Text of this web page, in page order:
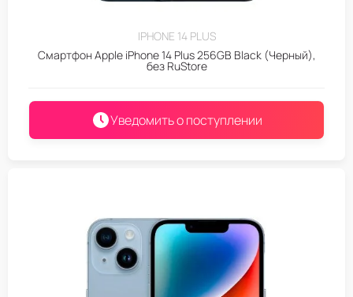
IPHONE 14 PLUS
Смартфон Apple iPhone 14 Plus 256GB Black (Черный),
без RuStore
Уведомить о поступлении